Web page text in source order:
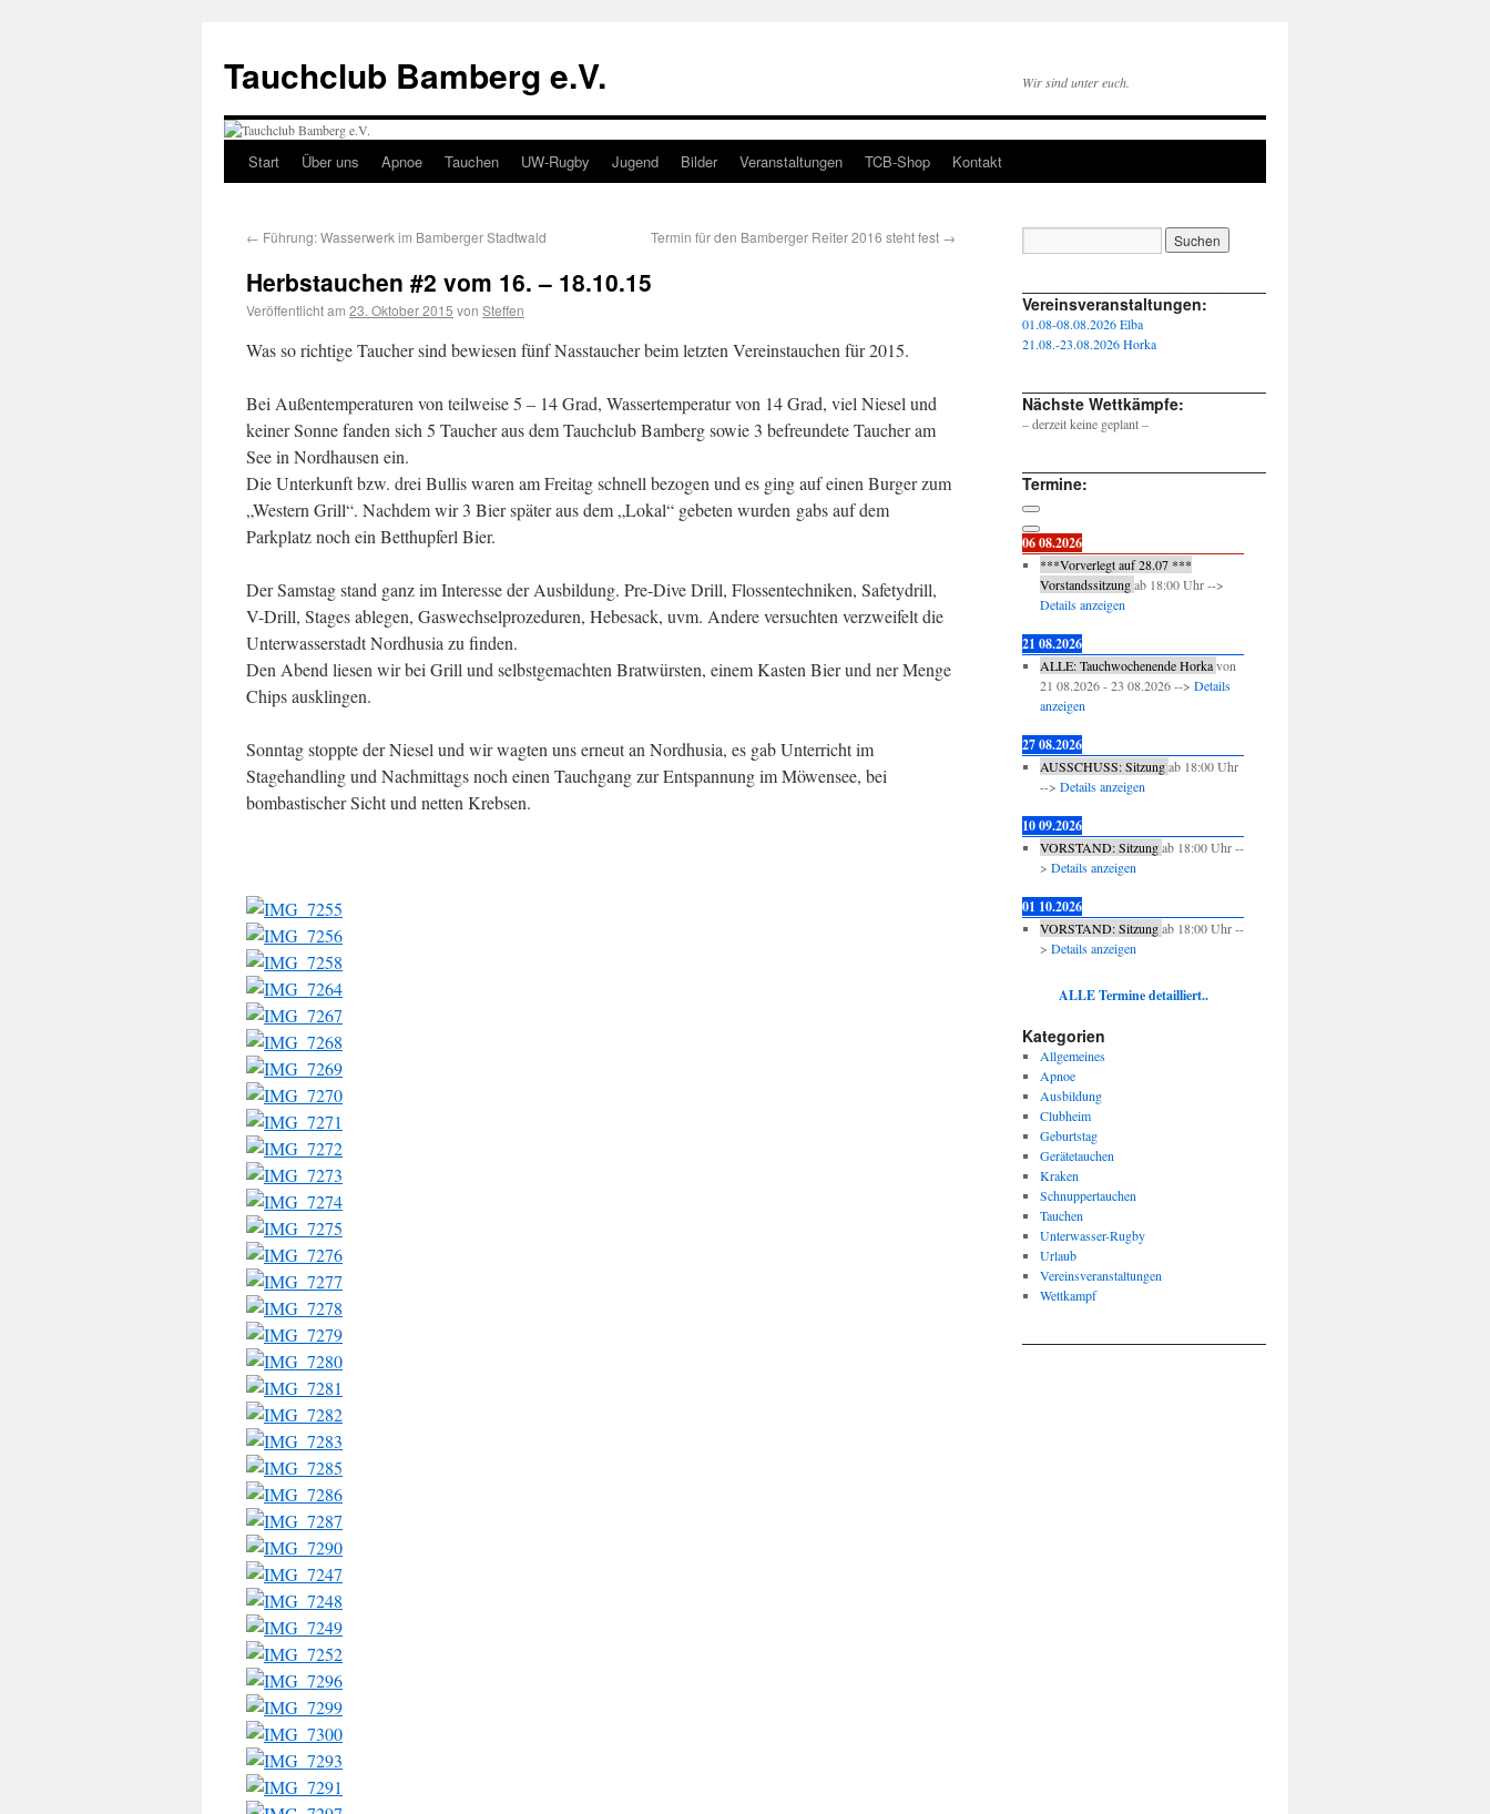
Tauchclub Bamberg e.V. Wir sind unter euch.
Start Über uns Apnoe Tauchen UW-Rugby Jugend Bilder Veranstaltungen TCB-Shop Kontakt
← Führung: Wasserwerk im Bamberger Stadtwald Termin für den Bamberger Reiter 2016 steht fest →
Herbstauchen #2 vom 16. – 18.10.15
Veröffentlicht am 23. Oktober 2015 von Steffen
Was so richtige Taucher sind bewiesen fünf Nasstaucher beim letzten Vereinstauchen für 2015.
Bei Außentemperaturen von teilweise 5 – 14 Grad, Wassertemperatur von 14 Grad, viel Niesel und
keiner Sonne fanden sich 5 Taucher aus dem Tauchclub Bamberg sowie 3 befreundete Taucher am
See in Nordhausen ein.
Die Unterkunft bzw. drei Bullis waren am Freitag schnell bezogen und es ging auf einen Burger zum
„Western Grill“. Nachdem wir 3 Bier später aus dem „Lokal“ gebeten wurden gabs auf dem
Parkplatz noch ein Betthupferl Bier.
Der Samstag stand ganz im Interesse der Ausbildung. Pre-Dive Drill, Flossentechniken, Safetydrill,
V-Drill, Stages ablegen, Gaswechselprozeduren, Hebesack, uvm. Andere versuchten verzweifelt die
Unterwasserstadt Nordhusia zu finden.
Den Abend liesen wir bei Grill und selbstgemachten Bratwürsten, einem Kasten Bier und ner Menge
Chips ausklingen.
Sonntag stoppte der Niesel und wir wagten uns erneut an Nordhusia, es gab Unterricht im
Stagehandling und Nachmittags noch einen Tauchgang zur Entspannung im Möwensee, bei
bombastischer Sicht und netten Krebsen.
Vereinsveranstaltungen:
01.08-08.08.2026 Elba
21.08.-23.08.2026 Horka
Nächste Wettkämpfe:
– derzeit keine geplant –
Termine:
06 08.2026
***Vorverlegt auf 28.07 ***
Vorstandssitzung ab 18:00Uhr -->
Details anzeigen
21 08.2026
ALLE: Tauchwochenende Horka von
21 08.2026-23 08.2026--> Details
anzeigen
27 08.2026
AUSSCHUSS: Sitzung ab 18:00Uhr
--> Details anzeigen
10 09.2026
VORSTAND: Sitzung ab 18:00Uhr --
> Details anzeigen
01 10.2026
VORSTAND: Sitzung ab 18:00Uhr --
> Details anzeigen
ALLE Termine detailliert..
Kategorien
Allgemeines
Apnoe
Ausbildung
Clubheim
Geburtstag
Gerätetauchen
Kraken
Schnuppertauchen
Tauchen
Unterwasser-Rugby
Urlaub
Vereinsveranstaltungen
Wettkampf